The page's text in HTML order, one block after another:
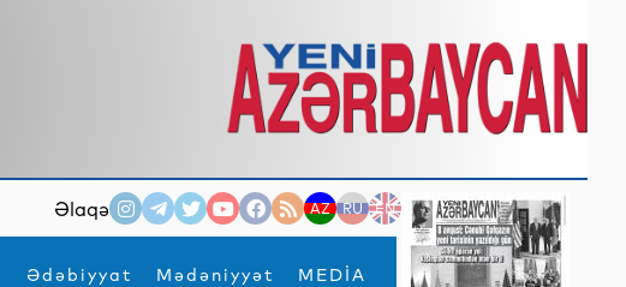
Əlaqə AZ RU EN
Ədəbiyyat Mədəniyyət MEDİA